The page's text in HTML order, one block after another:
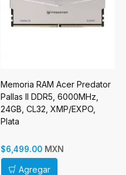
Memoria RAM Acer Predator
Pallas II DDR5, 6000MHz,
24GB, CL32, XMP/EXPO,
Plata
$6,499.00 MXN
Agregar